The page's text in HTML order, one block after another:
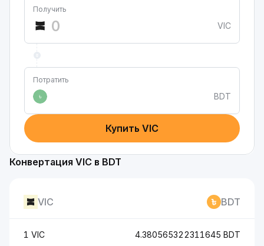
Получить
VIC
Потратить
৳
BDT
Купить VIC
Конвертация VIC в BDT
VIC BDT
1 VIC 4.380565322311645 BDT